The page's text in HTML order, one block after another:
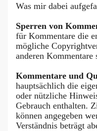
Was mir dabei
Sperren von
für Kommentare die
mögliche
anderen
Kommentare und
hauptsächlich die
oder nützliche
Gebrauch enthalten.
können angegeben
Verständnis beträgt